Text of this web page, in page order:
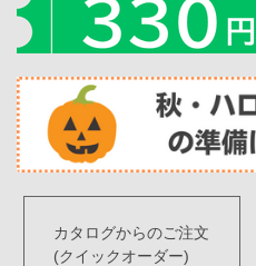
カタログからのご注文
(クイックオーダー)